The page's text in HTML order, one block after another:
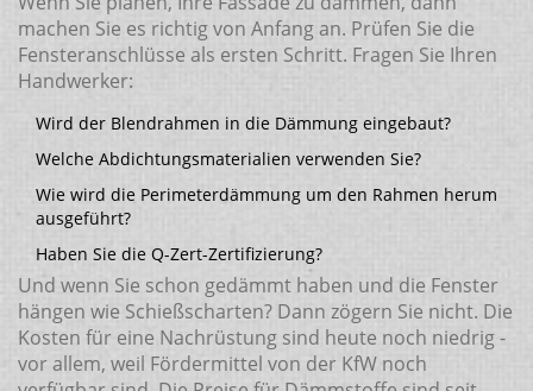
machen Sie es richtig von Anfang an. Prüfen Sie die
Fensteranschlüsse als ersten Schritt. Fragen Sie Ihren
Handwerker:
Wird der Blendrahmen in die Dämmung eingebaut?
Welche Abdichtungsmaterialien verwenden Sie?
Wie wird die Perimeterdämmung um den Rahmen herum
ausgeführt?
Haben Sie die Q-Zert-Zertifizierung?
Und wenn Sie schon gedämmt haben und die Fenster
hängen wie Schießscharten? Dann zögern Sie nicht. Die
Kosten für eine Nachrüstung sind heute noch niedrig -
vor allem, weil Fördermittel von der KfW noch